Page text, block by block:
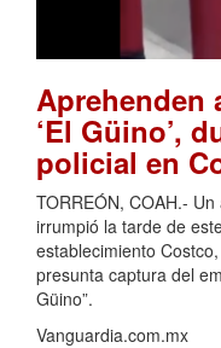
Aprehenden
‘El Güino’,
policial en
TORREÓN, COAH.-
irrumpió la tarde de
establecimiento
presunta captura del
Güino”.
Vanguardia.com.mx